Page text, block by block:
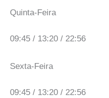
Quinta-Feira
09:45 / 13:20 / 22:56
Sexta-Feira
09:45 / 13:20 / 22:56